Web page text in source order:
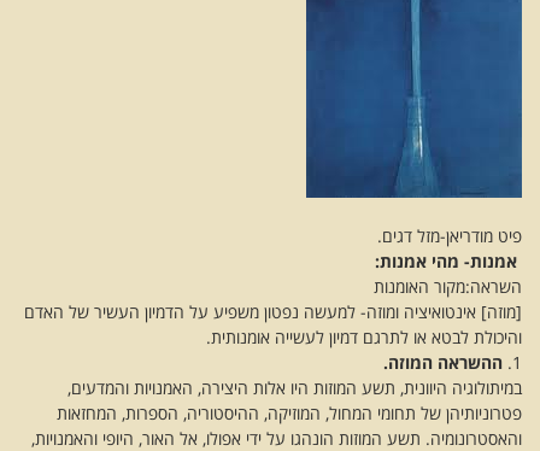
פיט מודריאן-מזל דגים.
אמנות- מהי אמנות:
השראה:מקור האומנות
[מוזה] אינטואיציה ומוזה- למעשה נפטון משפיע על הדמיון העשיר של האדם
והיכולת לבטא או לתרגם דמיון לעשייה אומנותית.
1. ההשראה המוזה.
במיתולוגיה היוונית, תשע המוזות היו אלות היצירה, האמנויות והמדעים,
פטרוניותיהן של תחומי המחול, המוזיקה, ההיסטוריה, הספרות, המחזאות
והאסטרונומיה. תשע המוזות הונהגו על ידי אפולו, אל האור, היופי והאמנויות,